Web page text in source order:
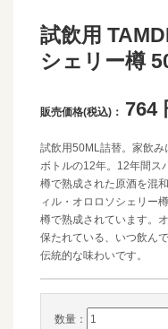
試飲用
シェリー樽
販売価格(税込)： 764
試飲用50ML詰替。家飲
ボトルの12年。12年間ス
樽で熟成された原酒を混
ィル・オロロソシェリー
樽で熟成されています。
保たれている、いつ飲ん
伝統的な味わいです。
数量：